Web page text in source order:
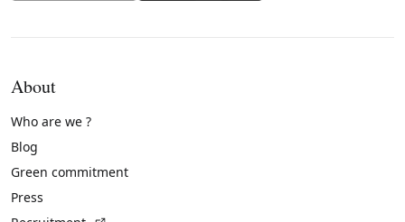
About
Who are we ?
Blog
Green commitment
Press